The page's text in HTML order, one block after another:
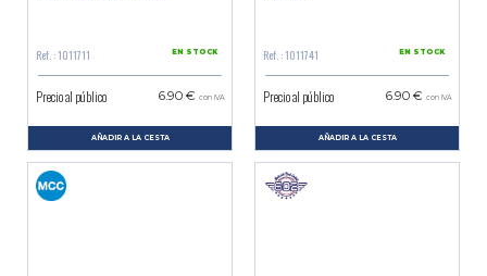
Ref. : 1011711 EN STOCK
Precio al público 6.90 € con IVA
AÑADIR A LA CESTA
Ref. : 1011741 EN STOCK
Precio al público 6.90 € con IVA
AÑADIR A LA CESTA